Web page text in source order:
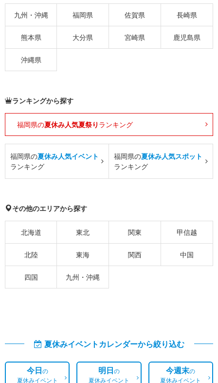
九州・沖縄 福岡県 佐賀県 長崎県
熊本県 大分県 宮崎県 鹿児島県
沖縄県
ランキングから探す
福岡県の夏休み人気夏祭り ランキング
福岡県の夏休み人気イベント
ランキング
福岡県の夏休み人気スポット
ランキング
その他のエリアから探す
北海道 東北 関東 甲信越
北陸 東海 関西 中国
四国 九州・沖縄
夏休みイベントカレンダーから絞り込む
今日の
夏休みイベント
明日の
夏休みイベント
今週末の
夏休みイベント